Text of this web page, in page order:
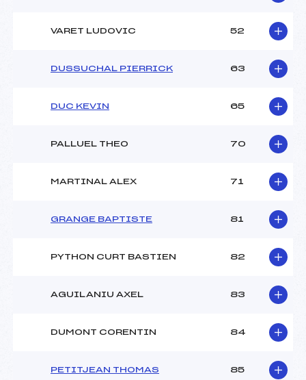
VARET LUDOVIC 52
DUSSUCHAL PIERRICK 63
DUC KEVIN 65
PALLUEL THEO 70
MARTINAL ALEX 71
GRANGE BAPTISTE 81
PYTHON CURT BASTIEN 82
AGUILANIU AXEL 83
DUMONT CORENTIN 84
PETITJEAN THOMAS 85